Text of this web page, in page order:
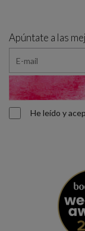
Apúntate a las
He leído y